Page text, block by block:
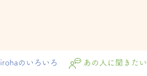
irohaのいろいろ あの人に聞きたい